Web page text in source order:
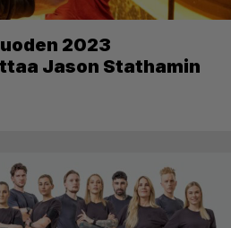
2023
Jason Stathamin